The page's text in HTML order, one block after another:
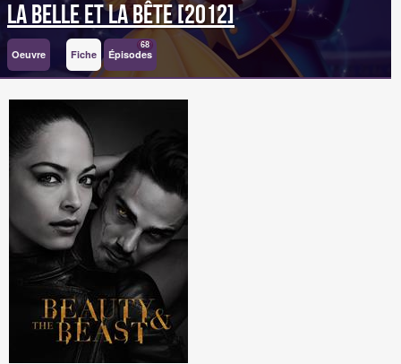
La Belle et la Bête [2012]
Oeuvre Fiche Épisodes
68